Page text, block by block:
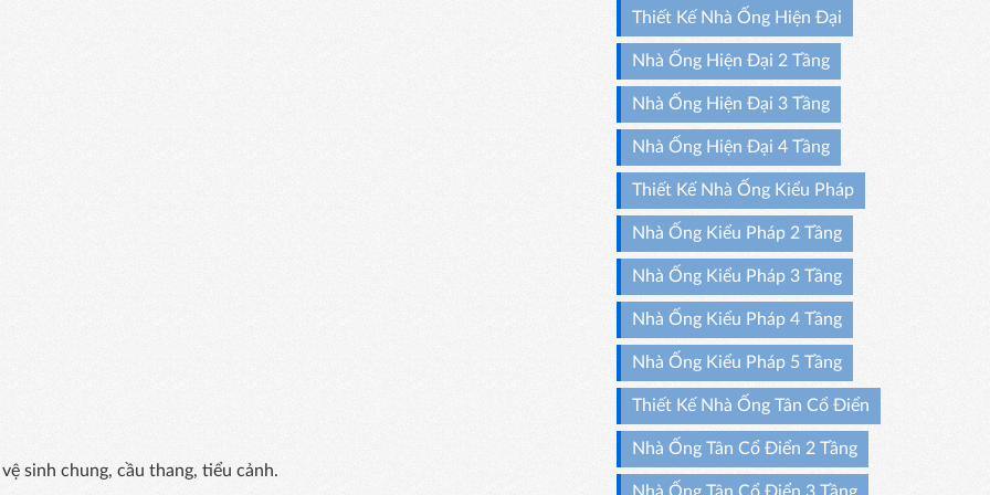
sinh chung, cầu thang, tiểu cảnh.
Thiết Kế Nhà Ống Hiện Đại
Nhà Ống Hiện Đại 2 Tầng
Nhà Ống Hiện Đại 3 Tầng
Nhà Ống Hiện Đại 4 Tầng
Thiết Kế Nhà Ống Kiểu Pháp
Nhà Ống Kiểu Pháp 2 Tầng
Nhà Ống Kiểu Pháp 3 Tầng
Nhà Ống Kiểu Pháp 4 Tầng
Nhà Ống Kiểu Pháp 5 Tầng
Thiết Kế Nhà Ống Tân Cổ Điển
Nhà Ống Tân Cổ Điển 2 Tầng